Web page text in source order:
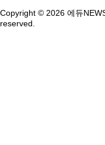
Copyright © 2026 에듀
reserved.